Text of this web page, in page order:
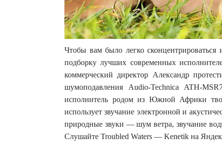
Чтобы вам было легко
подборку лучших современных
коммерческий директор Александр
шумоподавления Audio-Technica ATH-
исполнитель родом из Южной Африки
использует звучание электронной и
природные звуки — шум ветра, звучание
Слушайте Troubled Waters — Kenetik на